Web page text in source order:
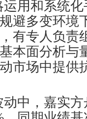
用和系统
避多变环境
有专人负责
本面分析与
市场中提供
中，嘉实